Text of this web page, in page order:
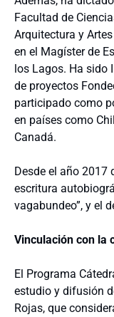
Facultad de
Arquitectura y
en el Magíster de
los Lagos. Ha sido
de proyectos
participado como
en países como
Canadá.
Desde el año 2017
escritura
vagabundeo”, y el
Vinculación con la
El Programa
estudio y difusión
Rojas, que